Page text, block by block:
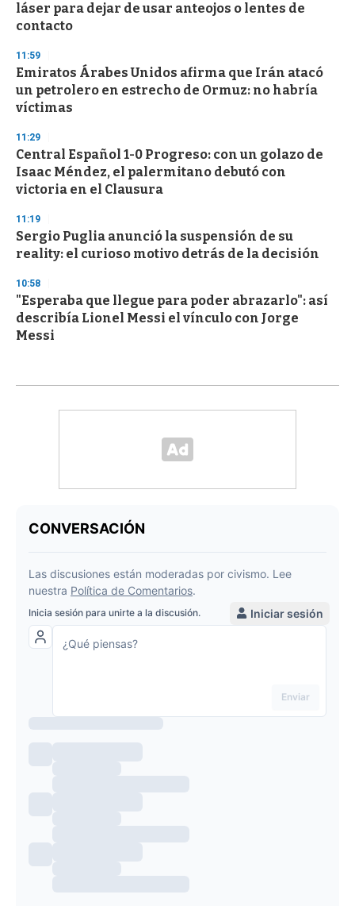
láser para dejar de usar anteojos o lentes de
contacto
11:59
Emiratos Árabes Unidos afirma que Irán atacó
un petrolero en estrecho de Ormuz: no habría
víctimas
11:29
Central Español 1-0 Progreso: con un golazo de
Isaac Méndez, el palermitano debutó con
victoria en el Clausura
11:19
Sergio Puglia anunció la suspensión de su
reality: el curioso motivo detrás de la decisión
10:58
"Esperaba que llegue para poder abrazarlo": así
describía Lionel Messi el vínculo con Jorge
Messi